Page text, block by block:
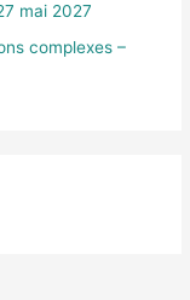
mai 2027
complexes –